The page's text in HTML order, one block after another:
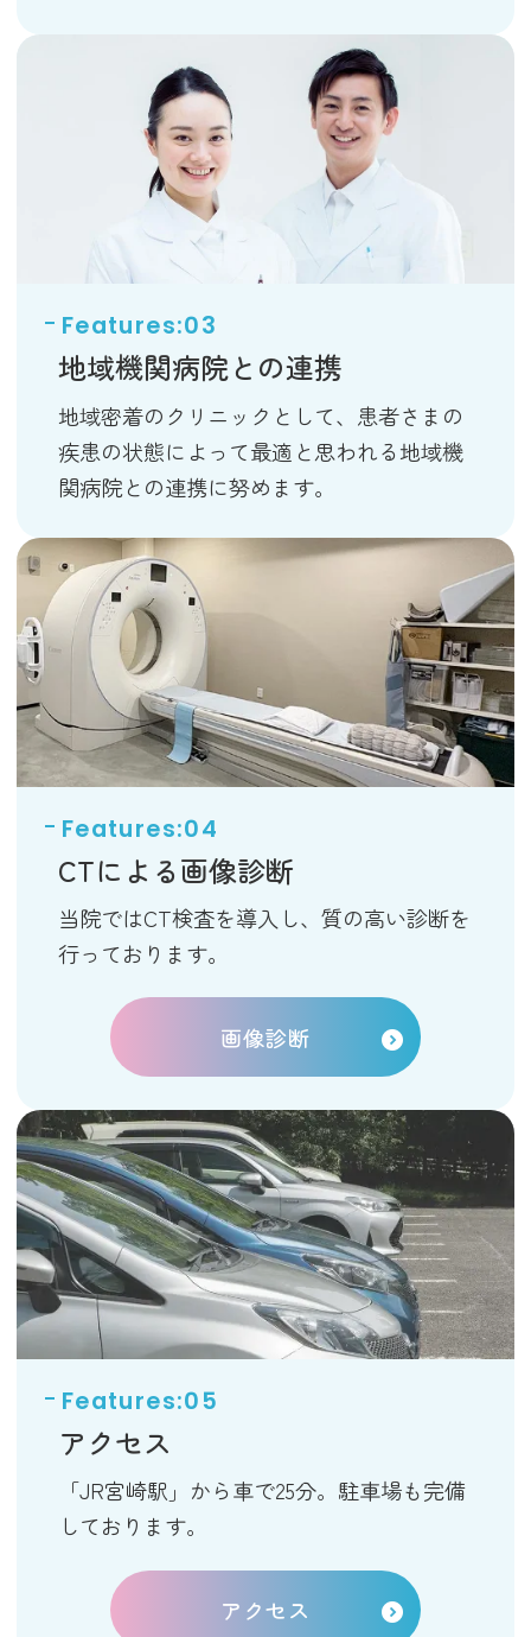
地域機関病院との連携
地域密着のクリニックとして、患者さまの
疾患の状態によって最適と思われる地域機
関病院との連携に努めます。
CTによる画像診断
当院ではCT検査を導入し、質の高い診断を
行っております。
画像診断
アクセス
「JR宮崎駅」から車で25分。駐車場も完備
しております。
アクセス